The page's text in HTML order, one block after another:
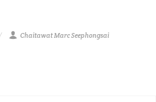
Chaitawat Marc Seephongsai